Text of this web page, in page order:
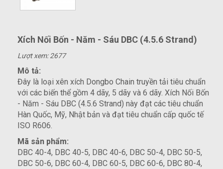
Xích Nối Bốn - Năm - Sáu DBC (4.5.6 Strand)
Lượt xem: 2677
Mô tả:
Đây là loại xên xích Dongbo Chain truyền tải tiêu chuẩn
với các biến thể gồm 4 dãy, 5 dãy và 6 dãy. Xích Nối Bốn
- Năm - Sáu DBC (4.5.6 Strand) này đạt các tiêu chuẩn
Hàn Quốc, Mỹ, Nhật bản và đạt tiêu chuẩn cấp quốc tế
ISO R606.
Mã sản phẩm:
DBC 40-4, DBC 40-5, DBC 40-6, DBC 50-4, DBC 50-5,
DBC 50-6, DBC 60-4, DBC 60-5, DBC 60-6, DBC 80-4,